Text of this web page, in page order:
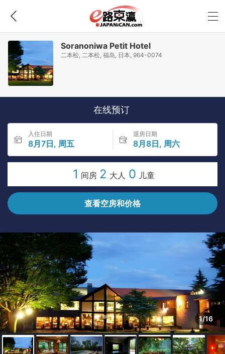
Soranoniwa Petit Hotel
二本松, 二本松, 福岛, 日本, 964-0074
在线预订
入住日期
8月7日, 周五
退房日期
8月8日, 周六
1 间房 2 大人 0 儿童
查看空房和价格
1/16